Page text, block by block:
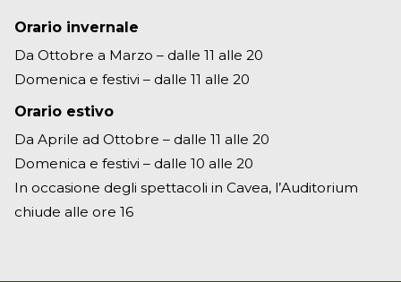
Orario invernale
Da Ottobre a Marzo – dalle 11 alle 20
Domenica e festivi – dalle 11 alle 20
Orario estivo
Da Aprile ad Ottobre – dalle 11 alle 20
Domenica e festivi – dalle 10 alle 20
In occasione degli spettacoli in Cavea, l’Auditorium
chiude alle ore 16